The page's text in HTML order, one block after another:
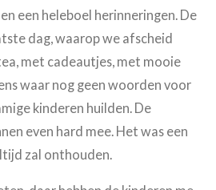
een heleboel herinneringen. De
dag, waarop we afscheid
met cadeautjes, met mooie
waar nog geen woorden voor
kinderen huilden. De
even hard mee. Het was een
zal onthouden.